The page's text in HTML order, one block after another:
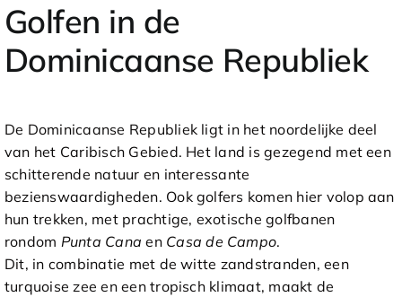
Golfen in de
Dominicaanse Republiek
De Dominicaanse Republiek ligt in het noordelijke deel
van het Caribisch Gebied. Het land is gezegend met een
schitterende natuur en interessante
bezienswaardigheden. Ook golfers komen hier volop aan
hun trekken, met prachtige, exotische golfbanen
rondom Punta Cana en Casa de Campo.
Dit, in combinatie met de witte zandstranden, een
turquoise zee en een tropisch klimaat, maakt de